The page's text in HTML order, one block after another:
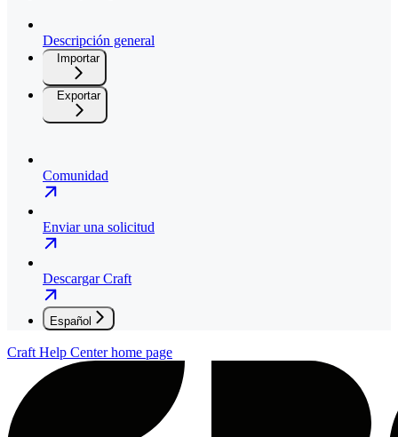
Descripción general
Importar
Exportar
Comunidad
Enviar una solicitud
Descargar Craft
Español
Craft Help Centerhome page